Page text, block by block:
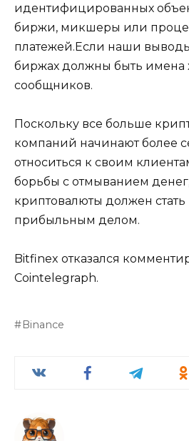
идентифицированных
биржи, микшеры или
платежей.Если наши
биржах должны быть имена
сообщников.
Поскольку все больше
компаний начинают более
относиться к своим
борьбы с отмыванием
криптовалюты должен
прибыльным делом.
Bitfinex отказался
Cointelegraph.
Binance